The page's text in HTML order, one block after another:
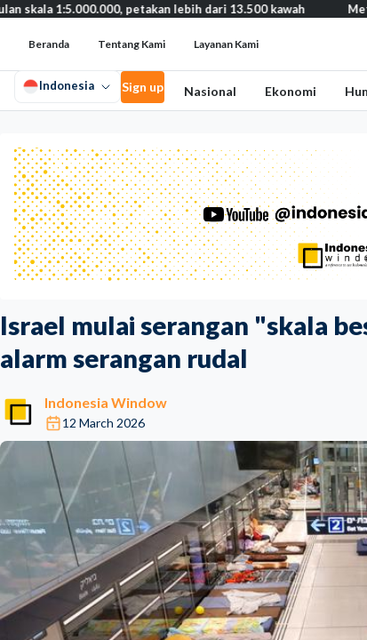
Israel mulai serangan "skala
alarm serangan rudal
Indonesia Window
12 March 2026
petakan lebih dari 13.500 kawah Meta harus
Beranda Tentang Kami Layanan Kami
Indonesia Sign up Nasional Ekonomi